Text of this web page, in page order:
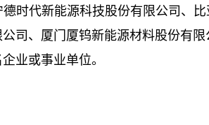
德时代新能源科技股份有限公司、
司、厦门厦钨新能源材料股份有
业或事业单位。